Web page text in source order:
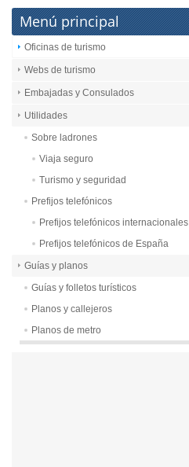
Menú principal
Oficinas de turismo
Webs de turismo
Embajadas y Consulados
Utilidades
Sobre ladrones
Viaja seguro
Turismo y seguridad
Prefijos telefónicos
Prefijos telefónicos internacionales
Prefijos telefónicos de España
Guías y planos
Guías y folletos turísticos
Planos y callejeros
Planos de metro